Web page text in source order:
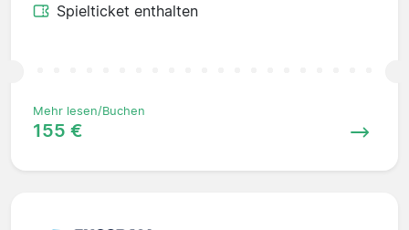
Spielticket enthalten
Mehr lesen/Buchen
155 €